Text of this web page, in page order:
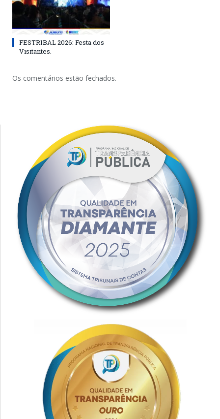
FESTRIBAL 2026: Festa dos
Visitantes.
Os comentários estão fechados.